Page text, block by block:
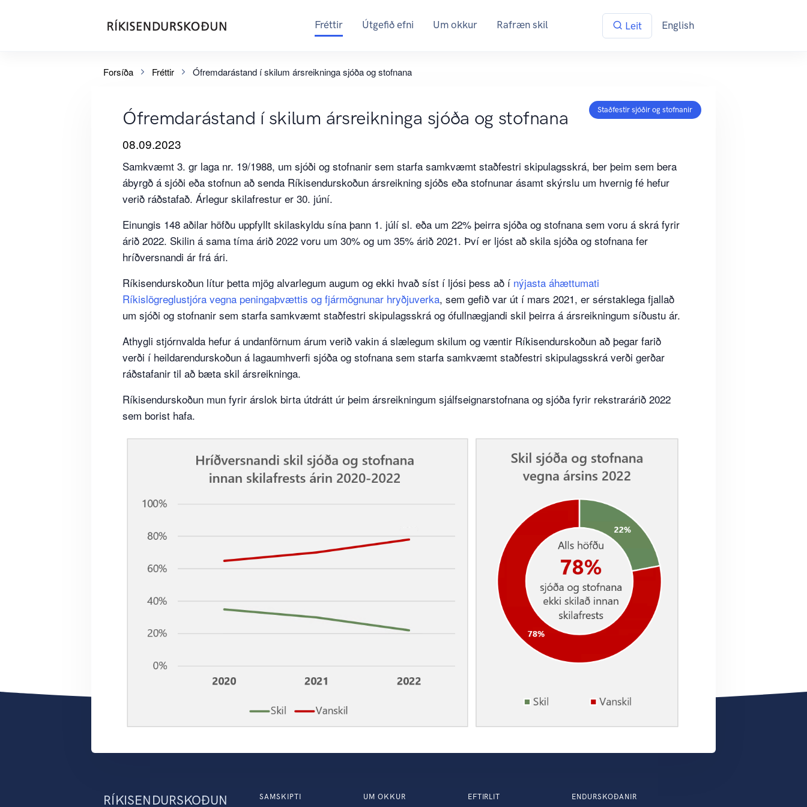
Fréttir Útgefið efni Um okkur Rafræn skil Leit English
Forsíða Fréttir Ófremdarástand í skilum ársreikninga sjóða og stofnana
Ófremdarástand í skilum ársreikninga sjóða og stofnana Staðfestir sjóðir og stofnanir
08.09.2023
Samkvæmt 3. gr laga nr. 19/1988, um sjóði og stofnanir sem starfa samkvæmt staðfestri skipulagsskrá, ber þeim sem bera
ábyrgð á sjóði eða stofnun að senda Ríkisendurskoðun ársreikning sjóðs eða stofnunar ásamt skýrslu um hvernig fé hefur
verið ráðstafað. Árlegur skilafrestur er 30. júní.
Einungis 148 aðilar höfðu uppfyllt skilaskyldu sína þann 1. júlí sl. eða um 22% þeirra sjóða og stofnana sem voru á skrá fyrir
árið 2022. Skilin á sama tíma árið 2022 voru um 30% og um 35% árið 2021. Því er ljóst að skila sjóða og stofnana fer
hríðversnandi ár frá ári.
Ríkisendurskoðun lítur þetta mjög alvarlegum augum og ekki hvað síst í ljósi þess að í nýjasta áhættumati
Ríkislögreglustjóra vegna peningaþvættis og fjármögnunar hryðjuverka, sem gefið var út í mars 2021, er sérstaklega fjallað
um sjóði og stofnanir sem starfa samkvæmt staðfestri skipulagsskrá og ófullnægjandi skil þeirra á ársreikningum síðustu ár.
Athygli stjórnvalda hefur á undanförnum árum verið vakin á slælegum skilum og væntir Ríkisendurskoðun að þegar farið
verði í heildarendurskoðun á lagaumhverfi sjóða og stofnana sem starfa samkvæmt staðfestri skipulagsskrá verði gerðar
ráðstafanir til að bæta skil ársreikninga.
Ríkisendurskoðun mun fyrir árslok birta útdrátt úr þeim ársreikningum sjálfseignarstofnana og sjóða fyrir rekstrarárið 2022
sem borist hafa.
RÍKISENDURSKOÐUN SAMSKIPTI UM OKKUR EFTIRLIT ENDURSKOÐANIR